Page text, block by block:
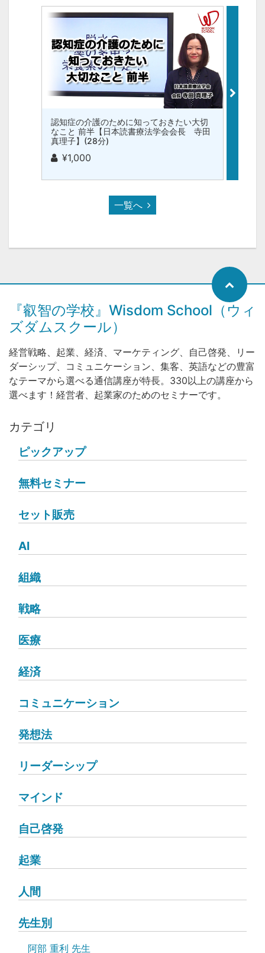
認知症の介護のために知っておきたい大切
なこと 前半【日本読書療法学会会長 寺田
真理子】(28分)
¥1,000
一覧へ
『叡智の学校』Wisdom School（ウィ
ズダムスクール）
経営戦略、起業、経済、マーケティング、自己啓発、リー
ダーシップ、コミュニケーション、集客、英語などの豊富
なテーマから選べる通信講座が特長。330以上の講座から
選べます！経営者、起業家のためのセミナーです。
カテゴリ
ピックアップ
無料セミナー
セット販売
AI
組織
戦略
医療
経済
コミュニケーション
発想法
リーダーシップ
マインド
自己啓発
起業
人間
先生別
阿部 重利 先生